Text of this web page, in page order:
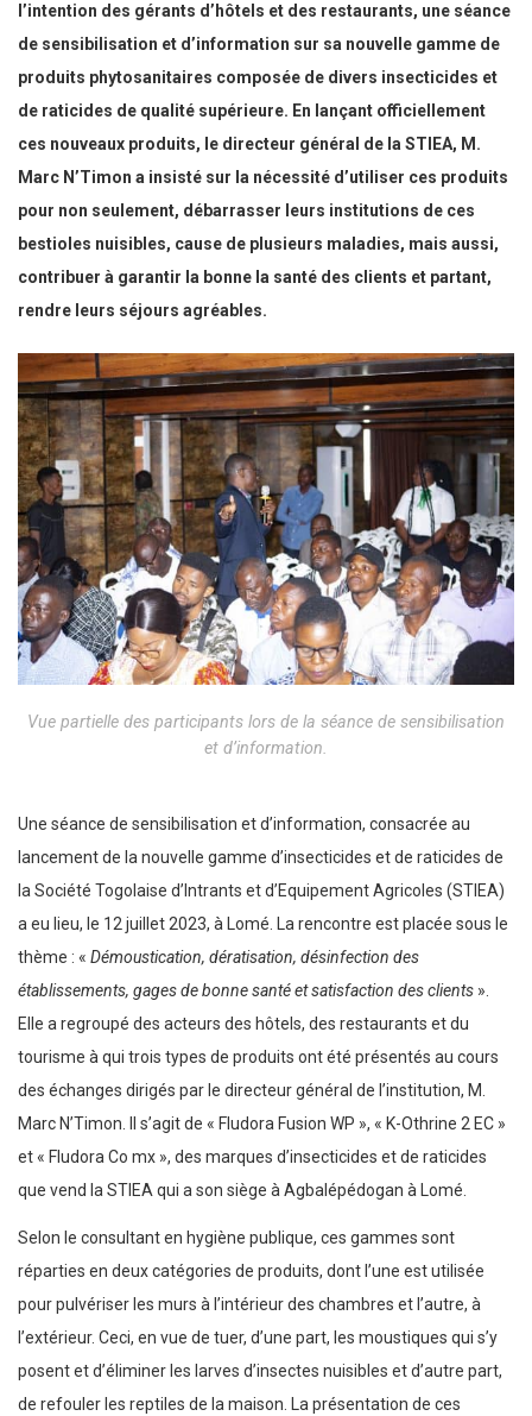
l’intention des gérants d’hôtels et des restaurants, une séance
de sensibilisation et d’information sur sa nouvelle gamme de
produits phytosanitaires composée de divers insecticides et
de raticides de qualité supérieure. En lançant officiellement
ces nouveaux produits, le directeur général de la STIEA, M.
Marc N’Timon a insisté sur la nécessité d’utiliser ces produits
pour non seulement, débarrasser leurs institutions de ces
bestioles nuisibles, cause de plusieurs maladies, mais aussi,
contribuer à garantir la bonne la santé des clients et partant,
rendre leurs séjours agréables.
Vue partielle des participants lors de la séance de sensibilisation
et d’information.
Une séance de sensibilisation et d’information, consacrée au
lancement de la nouvelle gamme d’insecticides et de raticides de
la Société Togolaise d’Intrants et d’Equipement Agricoles (STIEA)
a eu lieu, le 12 juillet 2023, à Lomé. La rencontre est placée sous le
thème : « Démoustication, dératisation, désinfection des
établissements, gages de bonne santé et satisfaction des clients ».
Elle a regroupé des acteurs des hôtels, des restaurants et du
tourisme à qui trois types de produits ont été présentés au cours
des échanges dirigés par le directeur général de l’institution, M.
Marc N’Timon. Il s’agit de « Fludora Fusion WP », « K-Othrine 2 EC »
et « Fludora Co mx », des marques d’insecticides et de raticides
que vend la STIEA qui a son siège à Agbalépédogan à Lomé.
Selon le consultant en hygiène publique, ces gammes sont
réparties en deux catégories de produits, dont l’une est utilisée
pour pulvériser les murs à l’intérieur des chambres et l’autre, à
l’extérieur. Ceci, en vue de tuer, d’une part, les moustiques qui s’y
posent et d’éliminer les larves d’insectes nuisibles et d’autre part,
de refouler les reptiles de la maison. La présentation de ces